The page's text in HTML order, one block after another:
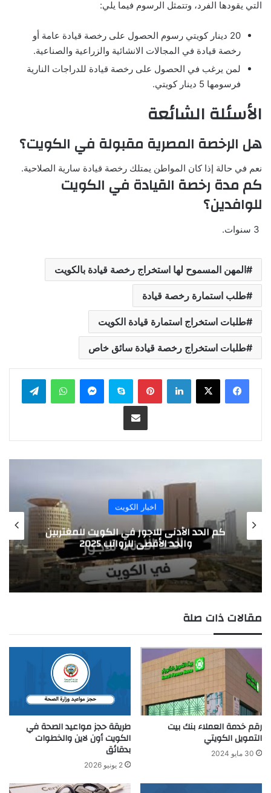
التي يقودها الفرد، وتتمثل الرسوم فيما يلي:
20 دينار كويتي رسوم الحصول على رخصة قيادة عامة أو
رخصة قيادة في المجالات الانشائية والزراعية والصناعية.
لمن يرغب في الحصول على رخصة قيادة للدراجات النارية
فرسومها 5 دينار كويتي.
الأسئلة الشائعة
هل الرخصة المصرية مقبولة في الكويت؟
نعم في حالة إذا كان المواطن يمتلك رخصة قيادة سارية الصلاحية.
كم مدة رخصة القيادة في الكويت
للوافدين؟
المهن المسموح لها استخراج رخصة قيادة بالكويت
طلب استمارة رخصة قيادة
طلبات استخراج استمارة قيادة الكويت
طلبات استخراج رخصة قيادة سائق خاص
لينكدإن بينتيريستسكايب ماسنجر واتساب تيلقرام
مشاركة عبر البريد
اخبار الكويت
كم الحد الأدنى للاجور في الكويت للمغتربين
والحد الأقصى للرواتب 2025
مقالات ذات صلة
رقم خدمة العملاء بنك بيت
التمويل الكويتي
30 مايو 2024
طريقة حجز مواعيد الصحة في
الكويت أون لاين والخطوات
بدقائق
2 يونيو 2026